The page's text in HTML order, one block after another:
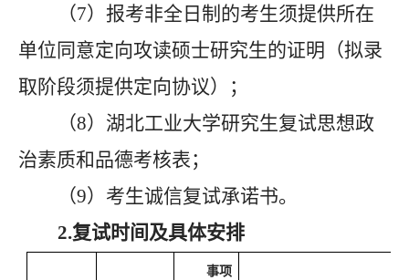
（7）报考非全日制的考生须提供所在
单位同意定向攻读硕士研究生的证明（拟录
取阶段须提供定向协议）；
（8）湖北工业大学研究生复试思想政
治素质和品德考核表；
（9）考生诚信复试承诺书。
2.复试时间及具体安排
事项